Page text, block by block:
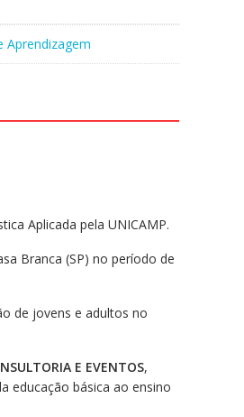
Aprendizagem
Aplicada pela UNICAMP.
Branca (SP) no período de
de jovens e adultos no
E EVENTOS,
educação básica ao ensino